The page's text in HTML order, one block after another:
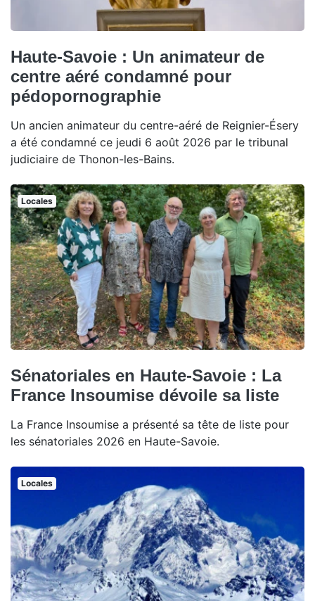
Haute-Savoie : Un animateur de
centre aéré condamné pour
pédopornographie
Un ancien animateur du centre-aéré de Reignier-Ésery
a été condamné ce jeudi 6 août 2026 par le tribunal
judiciaire de Thonon-les-Bains.
Locales
Sénatoriales en Haute-Savoie : La
France Insoumise dévoile sa liste
La France Insoumise a présenté sa tête de liste pour
les sénatoriales 2026 en Haute-Savoie.
Locales